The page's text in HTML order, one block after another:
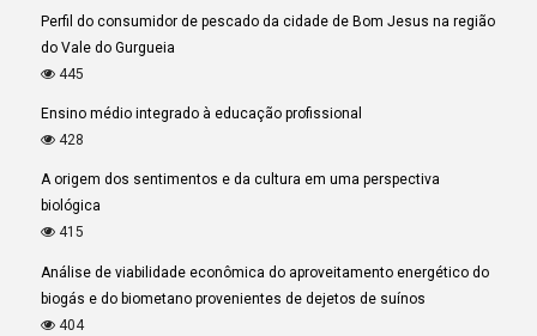
Perfil do consumidor de pescado da cidade de Bom Jesus na região
do Vale do Gurgueia
445
Ensino médio integrado à educação profissional
428
A origem dos sentimentos e da cultura em uma perspectiva
biológica
415
Análise de viabilidade econômica do aproveitamento energético do
biogás e do biometano provenientes de dejetos de suínos
404